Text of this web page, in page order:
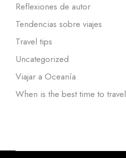
Reflexiones de autor
Tendencias sobre viajes
Travel tips
Uncategorized
Viajar a Oceanía
When is the best time to travel